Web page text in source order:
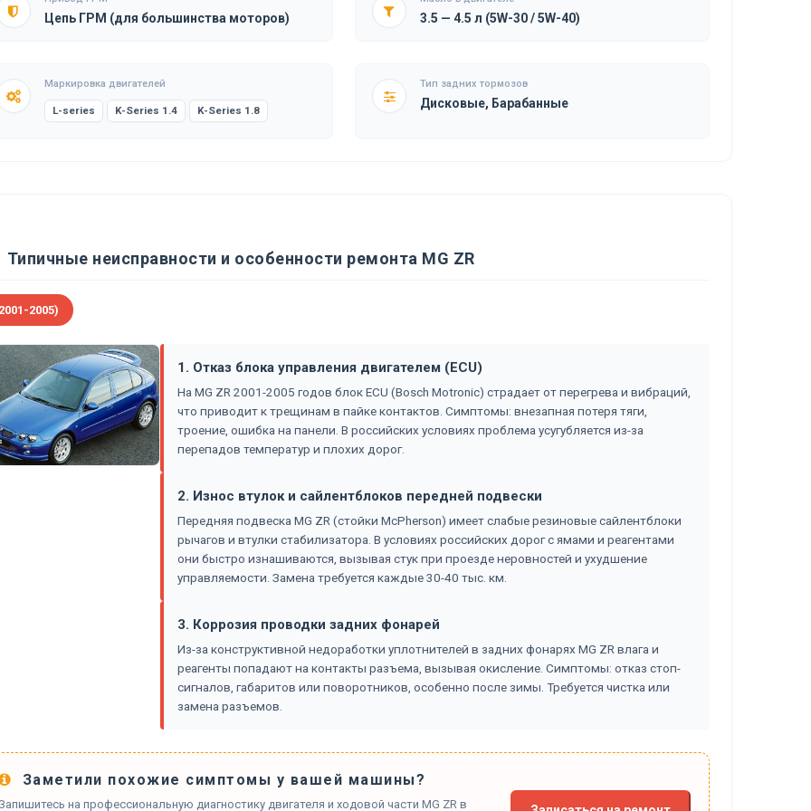
Цепь ГРМ (для большинства моторов) 3.5 — 4.5 л (5W-30 / 5W-40)
Маркировка двигателей
L-series K-Series 1.4 K-Series 1.8
Тип задних тормозов
Дисковые, Барабанные
Типичные неисправности и особенности ремонта MG ZR
2005)
1. Отказ блока управления двигателем (ECU)
На MG ZR 2001-2005 годов блок ECU (Bosch Motronic) страдает от перегрева и вибраций,
что приводит к трещинам в пайке контактов. Симптомы: внезапная потеря тяги,
троение, ошибка на панели. В российских условиях проблема усугубляется из-за
перепадов температур и плохих дорог.
2. Износ втулок и сайлентблоков передней подвески
Передняя подвеска MG ZR (стойки McPherson) имеет слабые резиновые сайлентблоки
рычагов и втулки стабилизатора. В условиях российских дорог с ямами и реагентами
они быстро изнашиваются, вызывая стук при проезде неровностей и ухудшение
управляемости. Замена требуется каждые 30-40 тыс. км.
3. Коррозия проводки задних фонарей
Из-за конструктивной недоработки уплотнителей в задних фонарях MG ZR влага и
реагенты попадают на контакты разъема, вызывая окисление. Симптомы: отказ стоп-
сигналов, габаритов или поворотников, особенно после зимы. Требуется чистка или
замена разъемов.
Заметили похожие симптомы у вашей машины?
на профессиональную диагностику двигателя и ходовой части MG ZR в